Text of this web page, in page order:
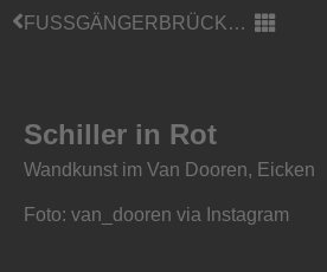
FUSSGÄNGERBRÜCKE L116
Schiller in Rot
Wandkunst im Van Dooren, Eicken
Foto: van_dooren via Instagram